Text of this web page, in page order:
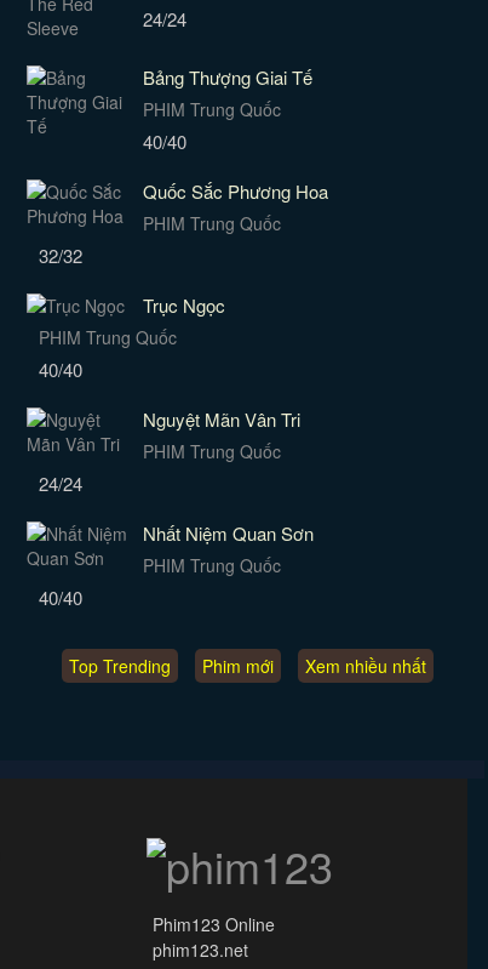
24/24
Bảng Thượng Giai Tế
PHIM Trung Quốc
40/40
Quốc Sắc Phương Hoa
PHIM Trung Quốc
32/32
Trục Ngọc
PHIM Trung Quốc
40/40
Nguyệt Mãn Vân Tri
PHIM Trung Quốc
24/24
Nhất Niệm Quan Sơn
PHIM Trung Quốc
40/40
Top Trending Phim mới Xem nhiều nhất
Phim123 Online
phim123.net